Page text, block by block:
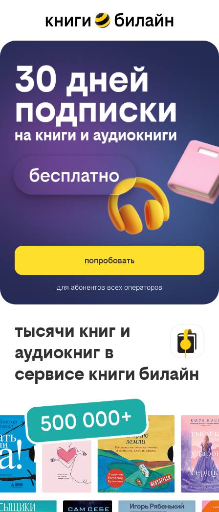
попробовать
для абонентов всех операторов
тысячи книг и
аудиокниг в
сервисе книги билайн